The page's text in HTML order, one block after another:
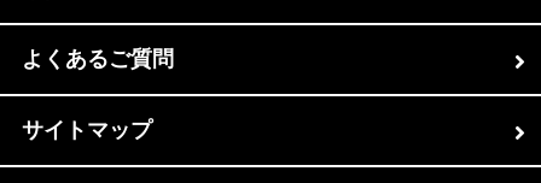
よくあるご質問
サイトマップ